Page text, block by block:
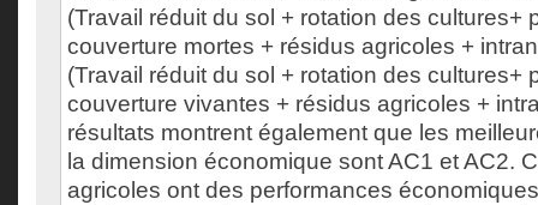
(Travail réduit du sol + rotation des cultures+
couverture mortes + résidus agricoles +
(Travail réduit du sol + rotation des cultures+
couverture vivantes + résidus agricoles +
résultats montrent également que les
la dimension économique sont AC1 et AC2.
agricoles ont des performances